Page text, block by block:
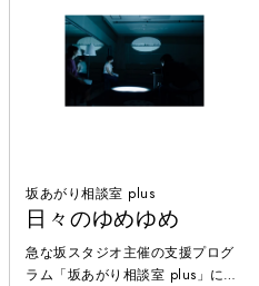
守物語」と「夜叉ケ池」のいいと
こ取り。そこに泉鏡花の少年時代
も加味させ独特の世界を展開させ
ます。脚本は今は亡き高取英の耽
美な世界が華開きます。松本紀保
坂あがり相談室 plus
日々のゆめゆめ
急な坂スタジオ主催の支援プログ
ラム「坂あがり相談室 plus」に選